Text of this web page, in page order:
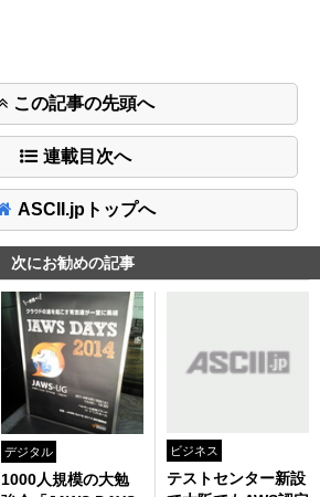
この記事の先頭へ
連載目次へ
ASCII.jpトップへ
次にお勧めの記事
デジタル
1000人規模の大勉
ビジネス
テストセンター新設